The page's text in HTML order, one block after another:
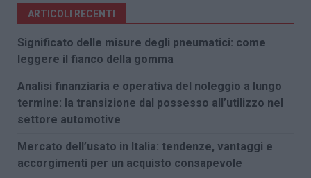
ARTICOLI RECENTI
Significato delle misure degli pneumatici: come
leggere il fianco della gomma
Analisi finanziaria e operativa del noleggio a lungo
termine: la transizione dal possesso all’utilizzo nel
settore automotive
Mercato dell’usato in Italia: tendenze, vantaggi e
accorgimenti per un acquisto consapevole